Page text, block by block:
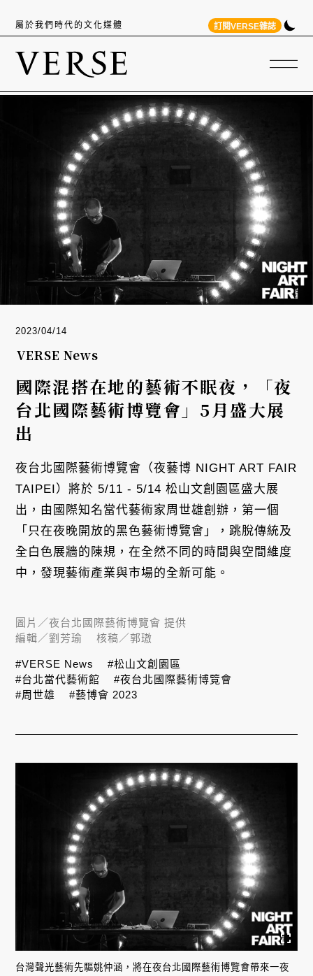
屬於我們時代的文化媒體 訂閱VERSE雜誌
2023/04/14
VERSE News
國際混搭在地的藝術不眠夜，「夜
台北國際藝術博覽會」5月盛大展
出
夜台北國際藝術博覽會（夜藝博 NIGHT ART FAIR
TAIPEI）將於 5/11 - 5/14 松山文創園區盛大展
出，由國際知名當代藝術家周世雄創辦，第一個
「只在夜晚開放的黑色藝術博覽會」，跳脫傳統及
全白色展牆的陳規，在全然不同的時間與空間維度
中，發現藝術產業與市場的全新可能。
台灣聲光藝術先驅姚仲涵，將在夜台北國際藝術博覽會帶來一夜
圖片／夜台北國際藝術博覽會 提供
編輯／劉芳瑜 核稿／郭璈
#VERSE News
#松山文創園區
#台北當代藝術館
#夜台北國際藝術博覽會
#周世雄
#藝博會 2023